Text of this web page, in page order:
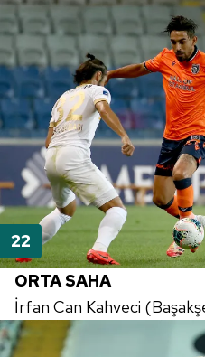
ORTA SAHA
İrfan Can Kahveci